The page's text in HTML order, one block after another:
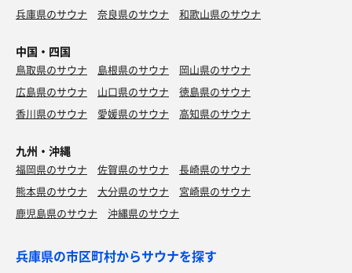
兵庫県のサウナ
奈良県のサウナ 和歌山県のサウナ
中国・四国
鳥取県のサウナ 島根県のサウナ
岡山県のサウナ
広島県のサウナ
山口県のサウナ
徳島県のサウナ
香川県のサウナ
愛媛県のサウナ 高知県のサウナ
九州・沖縄
福岡県のサウナ 佐賀県のサウナ
長崎県のサウナ
熊本県のサウナ
大分県のサウナ
宮崎県のサウナ
鹿児島県のサウナ
沖縄県のサウナ
兵庫県の市区町村からサウナを探す